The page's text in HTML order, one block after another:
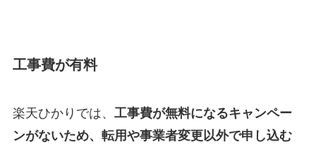
工事費が有料
楽天ひかりでは、 工事費が無料になるキャンペー
ンがないため、転用や事業者変更以外で申し込む